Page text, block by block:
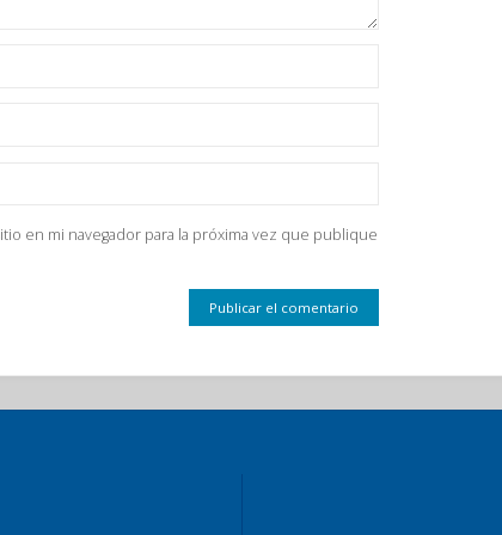
en mi navegador para la próxima vez que publique